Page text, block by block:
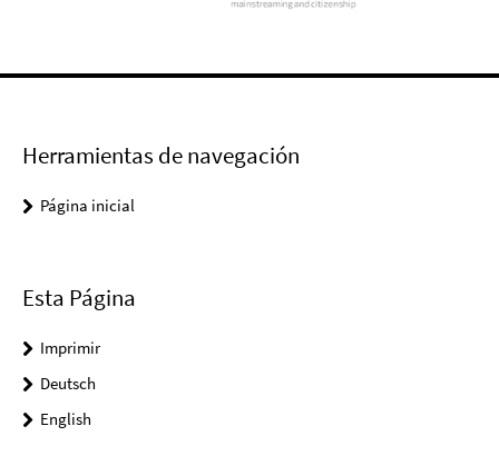
Herramientas de navegación
Página inicial
Esta Página
Imprimir
Deutsch
English